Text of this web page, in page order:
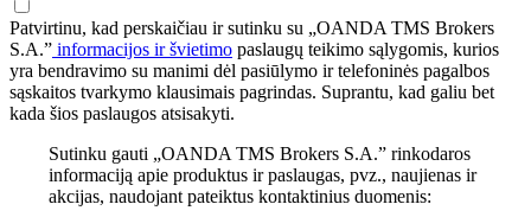
Patvirtinu, kad perskaičiau ir sutinku su „OANDA TMS Brokers
S.A.” informacijos ir švietimo paslaugų teikimo sąlygomis, kurios
yra bendravimo su manimi dėl pasiūlymo ir telefoninės pagalbos
sąskaitos tvarkymo klausimais pagrindas. Suprantu, kad galiu bet
kada šios paslaugos atsisakyti.
Sutinku gauti „OANDA TMS Brokers S.A.” rinkodaros
informaciją apie produktus ir paslaugas, pvz., naujienas ir
akcijas, naudojant pateiktus kontaktinius duomenis: